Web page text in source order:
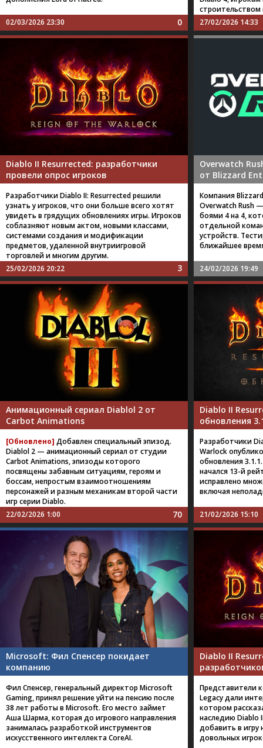
02/03/2026 23:30 0
строительством
27/02/2026 14:33
Diablo II Resurrected: разработчики
провели опрос игроков
Разработчики Diablo II: Resurrected решили
узнать у игроков, что они больше всего хотят
увидеть в грядущих обновлениях игры. Игроков
соблазняют новым актом, новыми классами,
системами создания и модификации
предметов, удаленной внутриигровой
торговлей и многим другим.
25/02/2026 20:22
3
Overwatch
от Blizzard
Компания
Overwatch Rush
боями 4 на 4,
отдельной
устройств.
ближайшее
24/02/2026 19:49
Анимационный сериал Diablol 2 от
Carbot Animations
[Обновлено] Добавлен специальный эпизод.
Diablol 2 — анимационный сериал от студии
Carbot Animations, эпизоды которого
посвящены забавным ситуациям, героям и
боссам, непростым взаимоотношениям
персонажей и разным механикам второй части
игр серии Diablo.
22/02/2026 1:00
70
Diablo II
обновления
Разработчики
Warlock
обновления
начался 13-й
исправлено
включая
21/02/2026 15:10
Microsoft: Фил Спенсер покидает
компанию
Фил Спенсер, генеральный директор Microsoft
Gaming, принял решение уйти на пенсию после
38 лет работы в Microsoft. Его место займет
Аша Шарма, которая до игрового направления
занималась разработкой инструментов
искусственного интеллекта CoreAI.
Diablo II
Представители
Legacy дали
котором
наследию Diablo
добавить в
довольных